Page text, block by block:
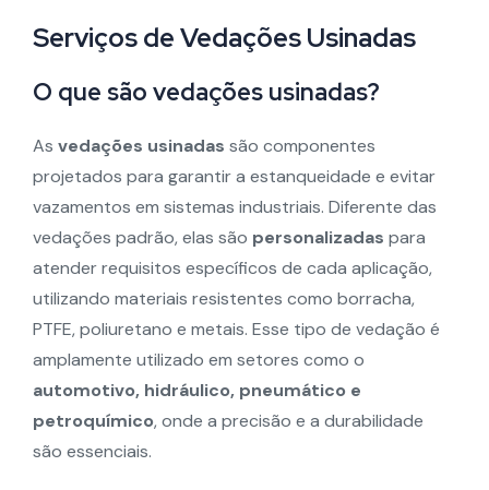
Serviços de Vedações Usinadas
O que são vedações usinadas?
As vedações usinadas são componentes
projetados para garantir a estanqueidade e evitar
vazamentos em sistemas industriais. Diferente das
vedações padrão, elas são personalizadas para
atender requisitos específicos de cada aplicação,
utilizando materiais resistentes como borracha,
PTFE, poliuretano e metais. Esse tipo de vedação é
amplamente utilizado em setores como o
automotivo, hidráulico, pneumático e
petroquímico, onde a precisão e a durabilidade
são essenciais.